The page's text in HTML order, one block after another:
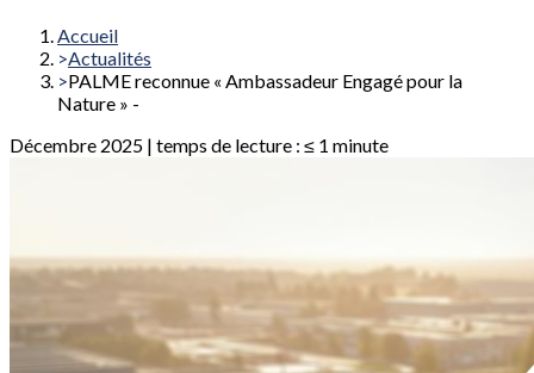
Accueil
Actualités
PALME reconnue « Ambassadeur Engagé pour la
Nature » -
Décembre 2025 | temps de lecture : ≤ 1 minute